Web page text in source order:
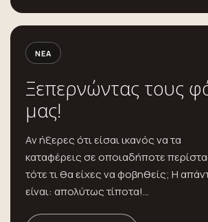
ΝΈΑ
Ξεπερνώντας τους
μας!
Αν ήξερες ότι είσαι ικανός να τα
καταφέρεις σε οποιαδήποτε
τότε τι θα είχες να φοβηθείς; Η
είναι: απολύτως τίποτα!...